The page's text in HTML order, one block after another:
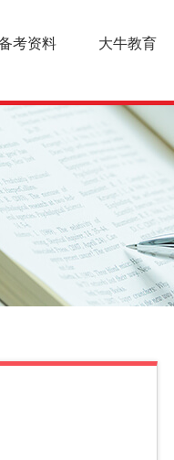
考资料 大牛教育